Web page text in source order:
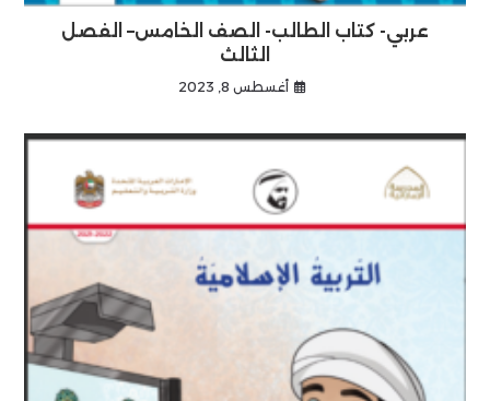
عربي- كتاب الطالب- الصف الخامس– الفصل
الثالث
أغسطس 8, 2023